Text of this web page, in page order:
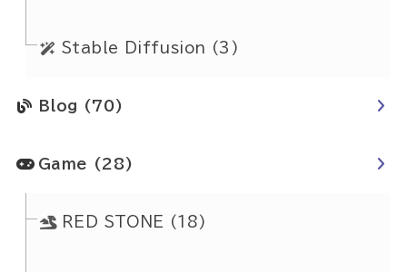
Stable Diffusion (3)
Blog (70)
Game (28)
RED STONE (18)